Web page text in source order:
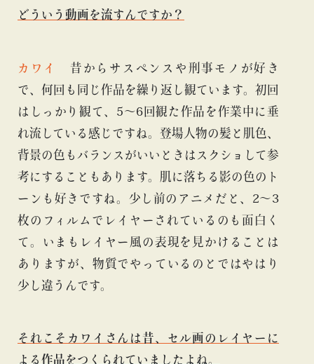
どういう動画を流すんですか？
カワイ
昔からサスペンスや刑事モノが好き
で、何回も同じ作品を繰り返し観ています。初回
はしっかり観て、5〜6回観た作品を作業中に垂
れ流している感じですね。登場人物の髪と肌色、
背景の色もバランスがいいときはスクショして参
考にすることもあります。肌に落ちる影の色のト
ーンも好きですね。少し前のアニメだと、2〜3
枚のフィルムでレイヤーされているのも面白く
て。いまもレイヤー風の表現を見かけることは
ありますが、物質でやっているのとではやはり
少し違うんです。
それこそカワイさんは昔、セル画のレイヤーに
よる作品をつくられていましたよね。